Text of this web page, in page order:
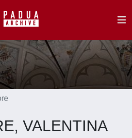
VALENTINA